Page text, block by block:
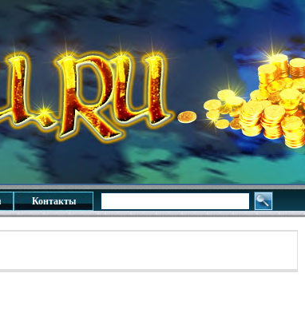
Контакты